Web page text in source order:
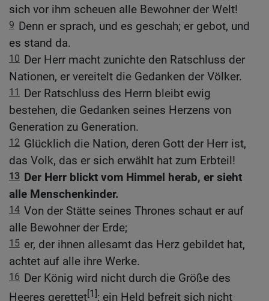
sich vor ihm scheuen alle Bewohner der Welt!
9 Denn er sprach, und es geschah; er gebot, und
es stand da.
10 Der Herr macht zunichte den Ratschluss der
Nationen, er vereitelt die Gedanken der Völker.
11 Der Ratschluss des Herrn bleibt ewig
bestehen, die Gedanken seines Herzens von
Generation zu Generation.
12 Glücklich die Nation, deren Gott der Herr ist,
das Volk, das er sich erwählt hat zum Erbteil!
13 Der Herr blickt vom Himmel herab, er sieht
alle Menschenkinder.
14 Von der Stätte seines Thrones schaut er auf
alle Bewohner der Erde;
15 er, der ihnen allesamt das Herz gebildet hat,
achtet auf alle ihre Werke.
16 Der König wird nicht durch die Größe des
Heeres gerettet[1]; ein Held befreit sich nicht